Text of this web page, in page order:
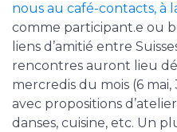
nous au café-contacts, à
comme participant.e ou
liens d’amitié entre
rencontres auront lieu
mercredis du mois (6 mai,
avec propositions
danses, cuisine, etc. Un